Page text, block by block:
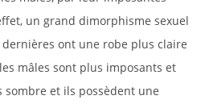
un grand dimorphisme sexuel
ont une robe plus claire
mâles sont plus imposants et
et ils possèdent une